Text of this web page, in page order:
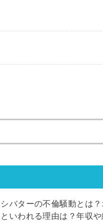
索:
シバターの不倫騒動とは
といわれる理由は？年収